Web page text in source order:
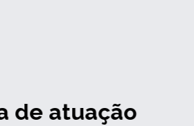
de atuação